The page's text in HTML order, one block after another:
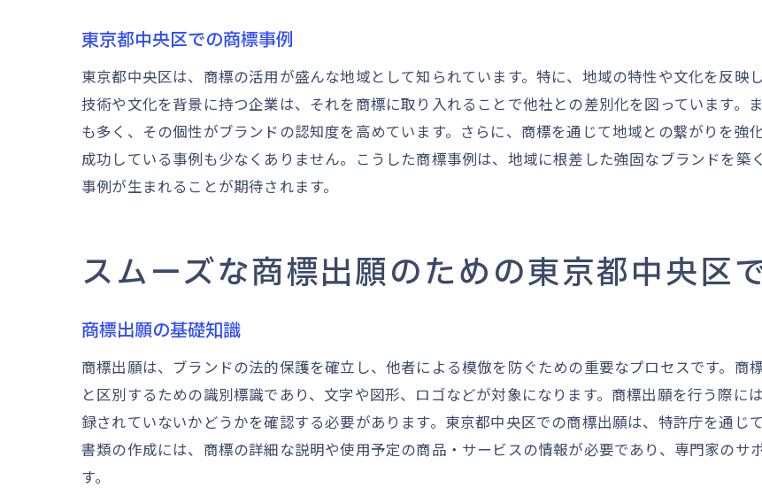
商標の使用状況とその記録
権利侵害への迅速対応法
商標の価値を高めるための施策
パートナーシップ構築のメリット
実際の成功例から学ぶ教訓
商標戦略の最適化事例
地域特性を活かした商標活用
商標権を基盤にした新規ビジネス展開
東京都中央区での商標事例
東京都中央区は、商標の活用が盛んな地域として知られています。特に、地域の特性や文化を反映
技術や文化を背景に持つ企業は、それを商標に取り入れることで他社との差別化を図っています。
も多く、その個性がブランドの認知度を高めています。さらに、商標を通じて地域との繋がりを強
成功している事例も少なくありません。こうした商標事例は、地域に根差した強固なブランドを築
事例が生まれることが期待されます。
スムーズな商標出願のための東京都中央区
商標出願の基礎知識
商標出願は、ブランドの法的保護を確立し、他者による模倣を防ぐための重要なプロセスです。商
と区別するための識別標識であり、文字や図形、ロゴなどが対象になります。商標出願を行う際に
録されていないかどうかを確認する必要があります。東京都中央区での商標出願は、特許庁を通じ
書類の作成には、商標の詳細な説明や使用予定の商品・サービスの情報が必要であり、専門家のサ
す。